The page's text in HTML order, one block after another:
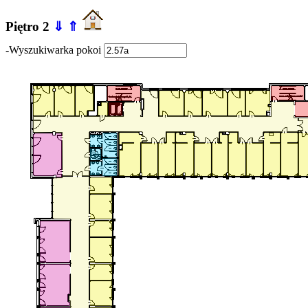
Piętro 2 ⇓ ⇑
-Wyszukiwarka pokoi